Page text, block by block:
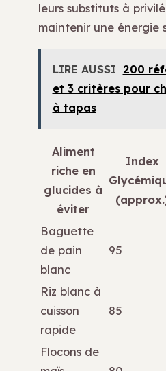
leurs substituts à
maintenir une énergie
LIRE AUSSI 200
et 3 critères pour
à tapas
Aliment
riche en
glucides à
éviter
Index
Baguette
de pain
blanc
95
Riz blanc à
cuisson
rapide
85
Flocons de